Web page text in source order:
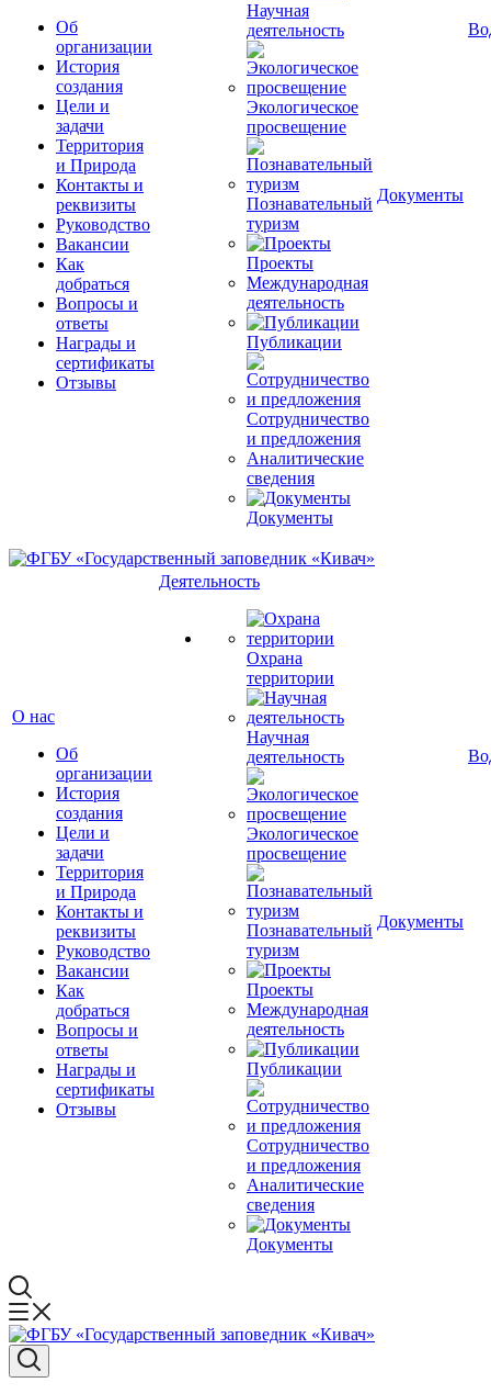
Об
организации
История
создания
Цели и
задачи
Территория
и Природа
Контакты и
реквизиты
Руководство
Вакансии
Как
добраться
Вопросы и
ответы
Награды и
сертификаты
Отзывы
Научная
деятельность
Экологическое
просвещение
Познавательный
туризм
Проекты
Международная
деятельность
Публикации
Сотрудничество
и предложения
Аналитические
сведения
Документы
Документы
О нас
Об
организации
История
создания
Цели и
задачи
Территория
и Природа
Контакты и
реквизиты
Руководство
Вакансии
Как
добраться
Вопросы и
ответы
Награды и
сертификаты
Отзывы
Деятельность
Охрана
территории
Научная
деятельность
Экологическое
просвещение
Познавательный
туризм
Проекты
Международная
деятельность
Публикации
Сотрудничество
и предложения
Аналитические
сведения
Документы
Документы